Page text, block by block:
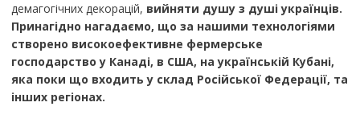
демагогічних декорацій, вийняти душу з душі українців.
Принагідно нагадаємо, що за нашими технологіями
створено високоефективне фермерське
господарство у Канаді, в США, на українській Кубані,
яка поки що входить у склад Російської Федерації, та
інших регіонах.